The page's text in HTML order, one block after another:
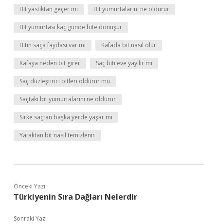
Bit yastıktan geçer mi Bit yumurtalarını ne öldürür
Bit yumurtası kaç günde bite dönüşür
Bitin saça faydası var mı Kafada bit nasıl ölür
Kafaya neden bit girer Saç biti eve yayılır mı
Saç düzleştirici bitleri öldürür mü
Saçtaki bit yumurtalarını ne öldürür
Sirke saçtan başka yerde yaşar mı
Yataktan bit nasıl temizlenir
Önceki Yazı
Türkiyenin Sıra Dağları Nelerdir
Sonraki Yazı